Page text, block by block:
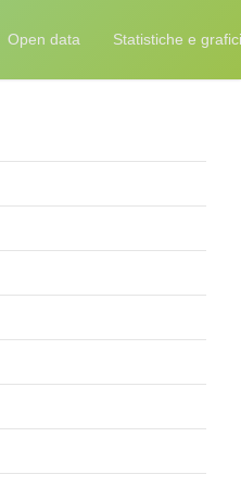
Open data Statistiche e grafici